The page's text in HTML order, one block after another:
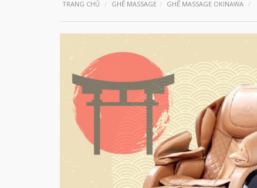
TRANG CHỦ GHẾ MASSAGE GHẾ MASSAGE OKINAWA